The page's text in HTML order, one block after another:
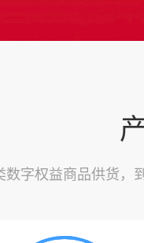
数字权益商品供货，